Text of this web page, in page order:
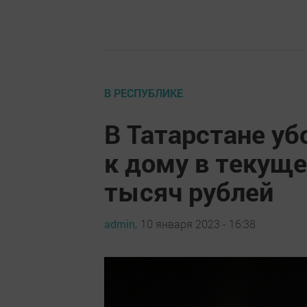
В РЕСПУБЛИКЕ
В Татарстане
к дому в
тысяч рублей
admin, 10 января 2023 - 16:38